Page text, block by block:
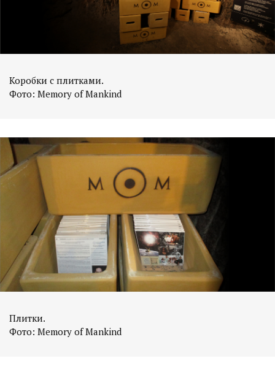
Коробки с плитками.
Фото: Memory of Mankind
Плитки.
Фото: Memory of Mankind